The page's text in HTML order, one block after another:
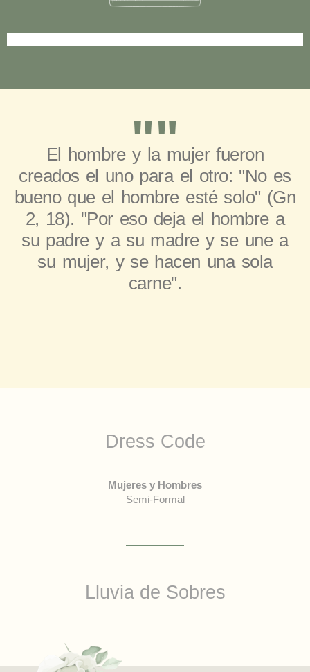
""
El hombre y la mujer fueron
creados el uno para el otro: "No es
bueno que el hombre esté solo" (Gn
2, 18). "Por eso deja el hombre a
su padre y a su madre y se une a
su mujer, y se hacen una sola
carne".
Dress Code
Mujeres y Hombres
Semi-Formal
Lluvia de Sobres